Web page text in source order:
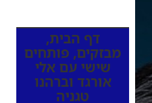
דף הבית,
מבזקים, פותחים
שישי עם אלי
אורגד וברהנו
טגניה